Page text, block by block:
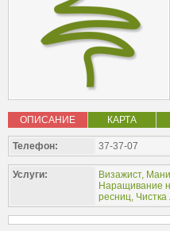
ОПИСАНИЕ КАРТА
Телефон: 37-37-07
Услуги: Визажист,
Наращивание
ресниц, Чистка